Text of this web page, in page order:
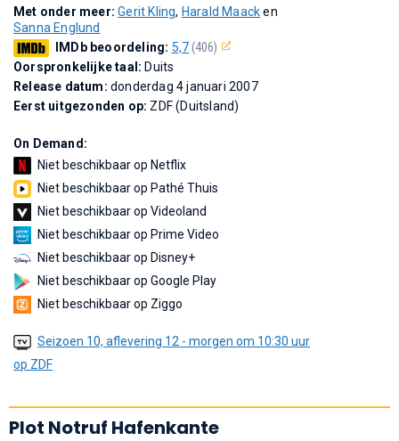
Met onder meer:Gerit Kling, Harald Maacken
Sanna Englund
IMDb beoordeling: 5,7(406)
Oorspronkelijke taal: Duits
Release datum: donderdag 4 januari 2007
Eerst uitgezonden op: ZDF (Duitsland)
On Demand:
Niet beschikbaar op Netflix
Niet beschikbaar op Pathé Thuis
Niet beschikbaar op Videoland
Niet beschikbaar op Prime Video
Niet beschikbaar op Disney+
Niet beschikbaar op Google Play
Niet beschikbaar op Ziggo
Seizoen 10, aflevering 12 - morgen om 10:30 uur
op ZDF
Plot Notruf Hafenkante